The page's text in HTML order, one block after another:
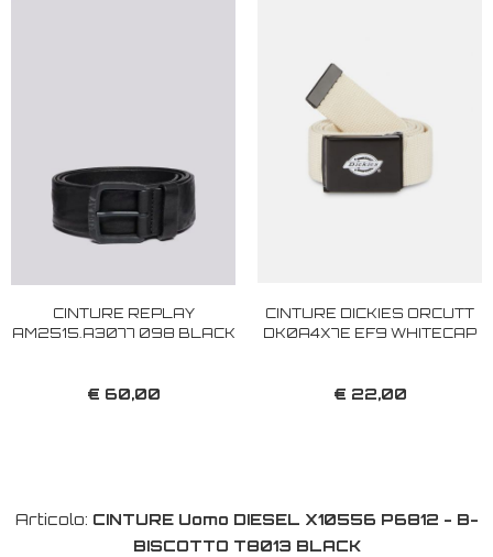
CINTURE REPLAY
AM2515.A3077 098 BLACK
€ 60,00
CINTURE DICKIES ORCUTT
DK0A4X7E EF9 WHITECAP
€ 22,00
Articolo: CINTURE Uomo DIESEL X10556 P6812 - B-
BISCOTTO T8013 BLACK